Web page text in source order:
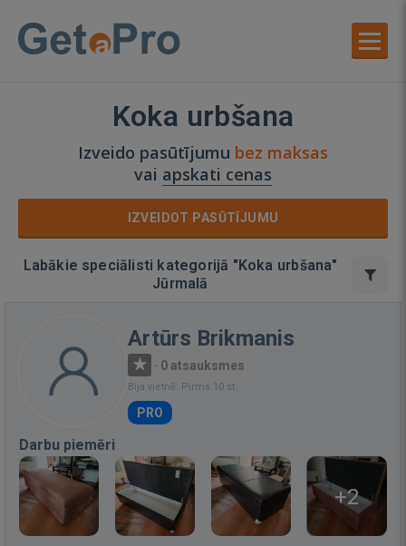
Koka urbšana
Izveido pasūtījumu bez maksas
vai apskati cenas
IZVEIDOT PASŪTĪJUMU
Labākie speciālisti kategorijā "Koka urbšana"
Jūrmalā
Artūrs Brikmanis
· 0 atsauksmes
Bija vietnē: Pirms 10 st.
PRO
Darbu piemēri
+2